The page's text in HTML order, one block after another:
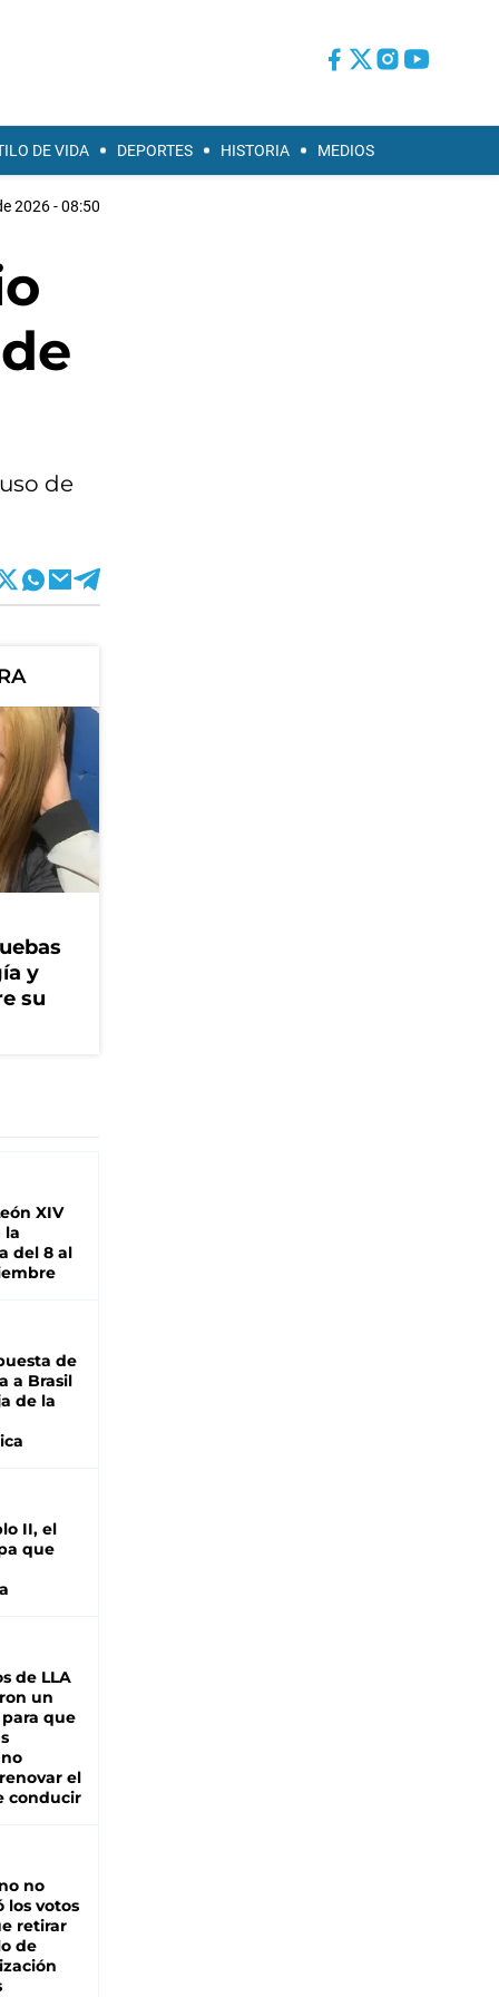
DE VIDA DEPORTES HISTORIA MEDIOS
2026 - 08:50
de
y
su
XIV
la
del 8 al
de
a Brasil
de la
II, el
que
de LLA
un
que
el
conducir
no
los votos
retirar
de